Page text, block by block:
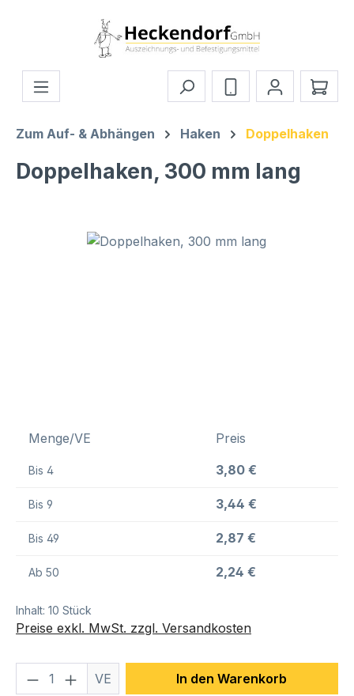
Zum Hauptinhalt springen
Zum Auf- & Abhängen Haken Doppelhaken
Doppelhaken, 300 mm lang
Bildergalerie überspringen
Menge/VE Preis
Bis 4 3,80 €
Bis 9 3,44 €
Bis 49 2,87 €
Ab 50 2,24 €
Inhalt: 10 Stück
Preise exkl. MwSt. zzgl. Versandkosten
Produkt Anzahl: Gib den
VE In den Warenkorb